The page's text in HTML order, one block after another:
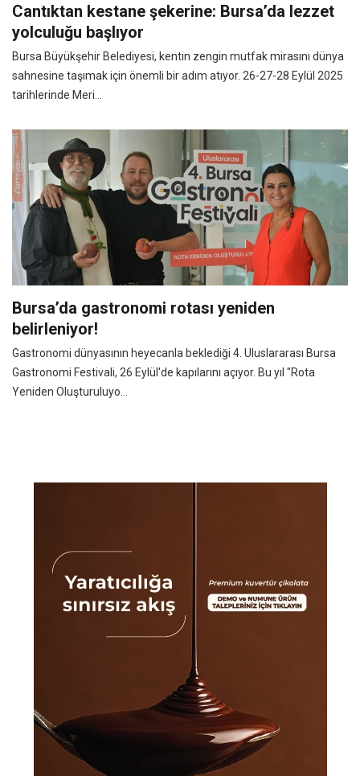
Cantıktan kestane şekerine: Bursa’da lezzet
yolculuğu başlıyor
Bursa Büyükşehir Belediyesi, kentin zengin mutfak mirasını dünya
sahnesine taşımak için önemli bir adım atıyor. 26-27-28 Eylül 2025
tarihlerinde Meri...
Bursa’da gastronomi rotası yeniden
belirleniyor!
Gastronomi dünyasının heyecanla beklediği 4. Uluslararası Bursa
Gastronomi Festivali, 26 Eylül'de kapılarını açıyor. Bu yıl "Rota
Yeniden Oluşturuluyo...